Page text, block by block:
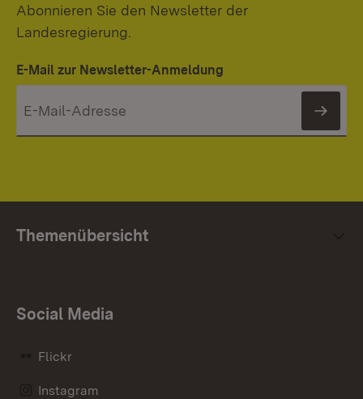
Abonnieren Sie den Newsletter der
Landesregierung.
E-Mail zur Newsletter-Anmeldung
Themenübersicht
Social Media
Flickr
Instagram